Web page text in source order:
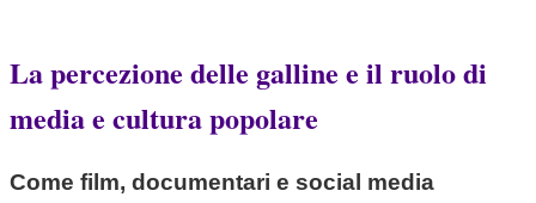
La percezione delle galline e il ruolo di
media e cultura popolare
Come film, documentari e social media